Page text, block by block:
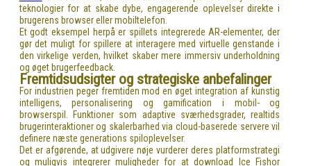
teknologier for at skabe dybe, engagerende oplevelser direkte i
brugerens browser eller mobiltelefon.
Et godt eksempel herpå er spillets integrerede AR-elementer, der
gør det muligt for spillere at interagere med virtuelle genstande i
den virkelige verden, hvilket skaber mere immersiv underholdning
og øget brugerfeedback.
Fremtidsudsigter og strategiske anbefalinger
For industrien peger fremtiden mod en øget integration af kunstig
intelligens, personalisering og gamification i mobil- og
browserspil. Funktioner som adaptive sværhedsgrader, realtids
brugerinteraktioner og skalerbarhed via cloud-baserede servere vil
definere næste generations spiloplevelser.
Det er afgørende, at udgivere nøje vurderer deres platformstrategi
og muligvis integrerer muligheder for at download Ice Fishor